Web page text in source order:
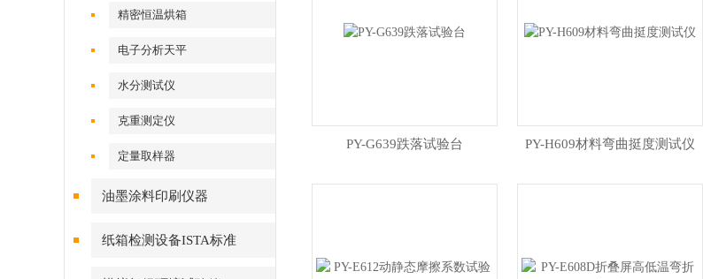
精密恒温烘箱
电子分析天平
水分测试仪
克重测定仪
定量取样器
油墨涂料印刷仪器
纸箱检测设备ISTA标准
PY-G639跌落试验台 PY-H609材料弯曲挺度测试仪